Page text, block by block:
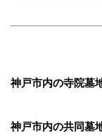
神戸市内の寺院墓
神戸市内の共同墓